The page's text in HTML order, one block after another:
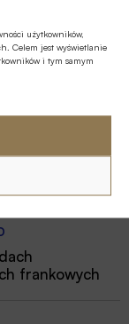
użytkowników,
Celem jest wyświetlanie
i tym samym
finansować
masowym
frankowych